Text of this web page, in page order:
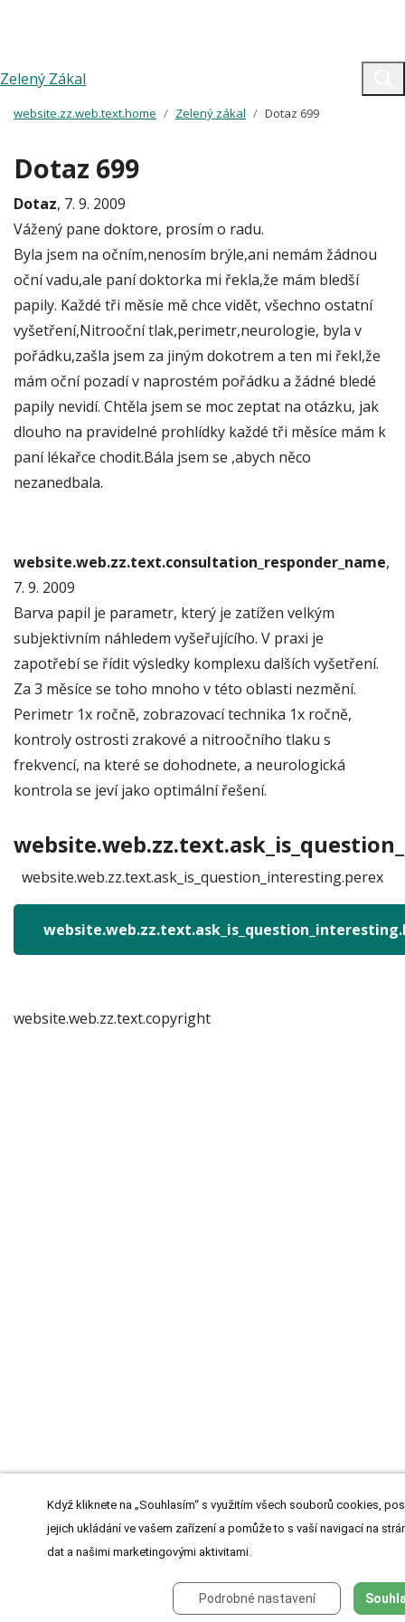
Zelený Zákal
website.zz.web.text.home Zelený zákal Dotaz 699
Dotaz 699
Dotaz, 7. 9. 2009
Vážený pane doktore, prosím o radu.
Byla jsem na očním,nenosím brýle,ani nemám žádnou
oční vadu,ale paní doktorka mi řekla,že mám bledší
papily. Každé tři měsíe mě chce vidět, všechno ostatní
vyšetření,Nitrooční tlak,perimetr,neurologie, byla v
pořádku,zašla jsem za jiným dokotrem a ten mi řekl,že
mám oční pozadí v naprostém pořádku a žádné bledé
papily nevidí. Chtěla jsem se moc zeptat na otázku, jak
dlouho na pravidelné prohlídky každé tři měsíce mám k
paní lékařce chodit.Bála jsem se ,abych něco
nezanedbala.
website.web.zz.text.consultation_responder_name,
7. 9. 2009
Barva papil je parametr, který je zatížen velkým
subjektivním náhledem vyšeřujícího. V praxi je
zapotřebí se řídit výsledky komplexu dalších vyšetření.
Za 3 měsíce se toho mnoho v této oblasti nezmění.
Perimetr 1x ročně, zobrazovací technika 1x ročně,
kontroly ostrosti zrakové a nitroočního tlaku s
frekvencí, na které se dohodnete, a neurologická
kontrola se jeví jako optimální řešení.
website.web.zz.text.ask_is_question_interesting.perex
website.web.zz.text.copyright
Když kliknete na „Souhlasím“ s využitím všech souborů cookies,
jejich ukládání ve vašem zařízení a pomůže to s vaší navigací na
dat a našimi marketingovými aktivitami.
Podrobné nastavení